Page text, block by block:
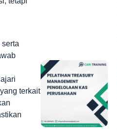
terkait